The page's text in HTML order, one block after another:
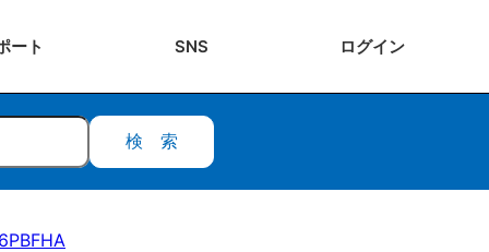
ート SNS ログイン
検索